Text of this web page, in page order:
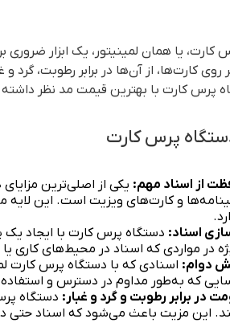
کارت، یا همان لمینیتور، یک ابزار
روی کارت‌ها، از آن‌ها در برابر رطوبت،
پرس کارت با بهترین قیمت مد نظر
پرس کارت
از اسناد مهم: یکی از اصلی‌ترین
و کارت‌های ویزیت است. این
اسناد: دستگاه پرس کارت با ایجاد
در مواردی که اسناد در محیط‌های کاری یا
دوام: اسنادی که با دستگاه پرس کارت
که به‌طور مداوم در دسترس و
در برابر رطوبت و گرد و غبار: دستگاه
این مزیت باعث می‌شود که اسناد حتی